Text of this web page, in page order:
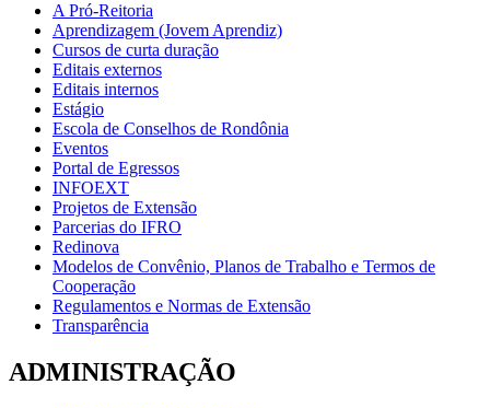
A Pró-Reitoria
Aprendizagem (Jovem Aprendiz)
Cursos de curta duração
Editais externos
Editais internos
Estágio
Escola de Conselhos de Rondônia
Eventos
Portal de Egressos
INFOEXT
Projetos de Extensão
Parcerias do IFRO
Redinova
Modelos de Convênio, Planos de Trabalho e Termos de
Cooperação
Regulamentos e Normas de Extensão
Transparência
ADMINISTRAÇÃO